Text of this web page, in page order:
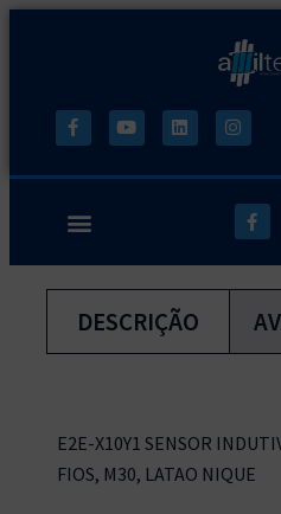
DESCRIÇÃO
E2E-X10Y1 SENSOR
FIOS, M30, LATAO NIQUE